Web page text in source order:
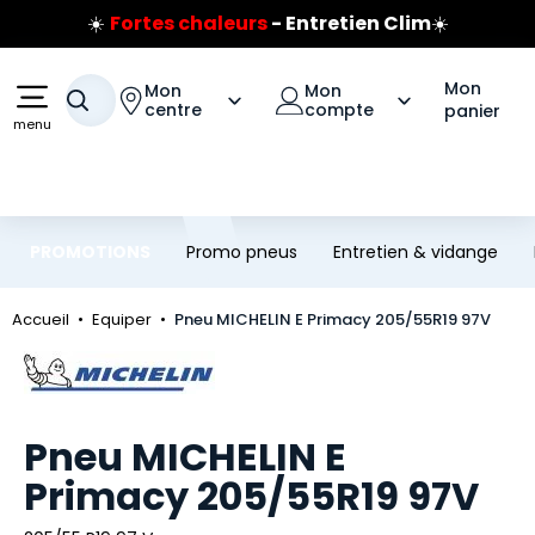
Aller au contenu principal
Aller à la navigation
☀️ Fortes chaleurs- Entretien Clim☀️
Prix coûtant pneus Bridgestone
Jusqu'à 120€ remboursés sur les pneus Bridgestone
menu
Votre recherche
Mon
centre
Mon
compte
Mon
panier
Promo pneus Entretien & vidange
Accueil Equiper Pneu MICHELIN E Primacy 205/55R19 97V
Marque
Pneu MICHELIN E
Primacy 205/55R19 97V